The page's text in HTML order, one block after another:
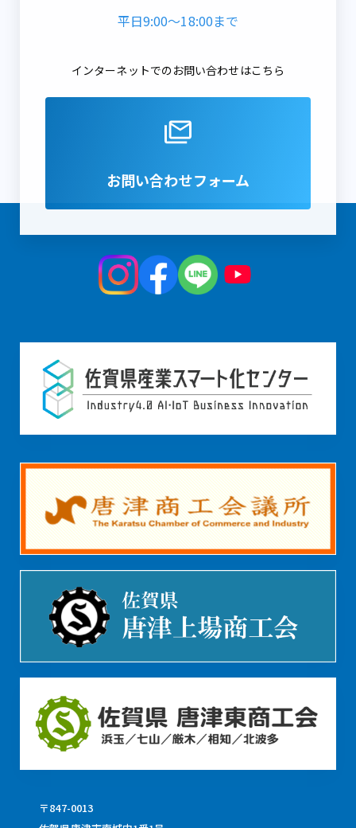
平日9:00～18:00まで
インターネットでのお問い合わせはこちら
お問い合わせフォーム
〒847-0013